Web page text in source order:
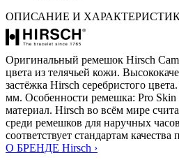
ОПИСАНИЕ И
Оригинальный ремешок Hirsch
цвета из телячьей кожи.
застёжка Hirsch серебристого
мм. Особенности ремешка: Pro Skin
материал. Hirsch во всём мире
среди ремешков для наручных
соответствует стандартам
О БРЕНДЕ Hirsch ›